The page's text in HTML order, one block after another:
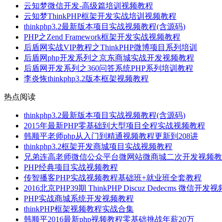
云知梦微信开发-高级篇培训视频教程
云知梦ThinkPHP框架开发实战培训视频教程
thinkphp3.2最新版本项目实战视频教程(含源码)
PHP之Zend Framework框架开发实战视频教程
后盾网实战VIP教程之ThinkPHP微博项目系列培训
后盾网php开发系列之京东商城实战开发视频教程
后盾网开发系列之360问答系统PHP系列培训教程
李炎恢thinkphp3.2版本框架视频教程
热点阅读
thinkphp3.2最新版本项目实战视频教程(含源码)
2015年最新PHP零基础到大型项目全程实战视频教程
韩顺平老师php从入门到精通视频教程更新到208讲
thinkphp3.2框架开发商城项目实战视频教程
兄弟连高老师微信公众平台微网站微商城二次开发视频
PHP经典项目实战视频教程
传智播客PHP实战视频教程基础班+就业班全套教程
2016北京PHP39期 ThinkPHP Discuz Dedecms 微信开发视
PHP实战商城系统开发视频教程
thinkPHP框架视频教程实战合集
韩顺平2016最新php视频教程零基础挑战年薪20万